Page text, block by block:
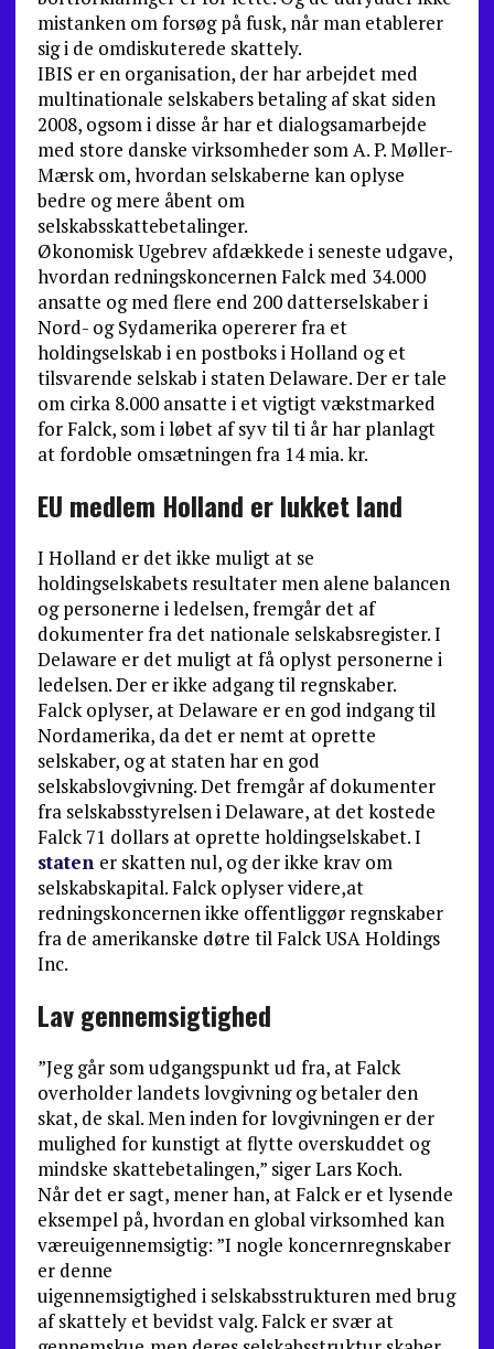
mistanken om forsøg på fusk, når man etablerer
sig i de omdiskuterede skattely.
IBIS er en organisation, der har arbejdet med
multinationale selskabers betaling af skat siden
2008, ogsom i disse år har et dialogsamarbejde
med store danske virksomheder som A. P. Møller-
Mærsk om, hvordan selskaberne kan oplyse
bedre og mere åbent om
selskabsskattebetalinger.
Økonomisk Ugebrev afdækkede i seneste udgave,
hvordan redningskoncernen Falck med 34.000
ansatte og med flere end 200 datterselskaber i
Nord- og Sydamerika opererer fra et
holdingselskab i en postboks i Holland og et
tilsvarende selskab i staten Delaware. Der er tale
om cirka 8.000 ansatte i et vigtigt vækstmarked
for Falck, som i løbet af syv til ti år har planlagt
at fordoble omsætningen fra 14 mia. kr.
EU medlem Holland er lukket land
I Holland er det ikke muligt at se
holdingselskabets resultater men alene balancen
og personerne i ledelsen, fremgår det af
dokumenter fra det nationale selskabsregister. I
Delaware er det muligt at få oplyst personerne i
ledelsen. Der er ikke adgang til regnskaber.
Falck oplyser, at Delaware er en god indgang til
Nordamerika, da det er nemt at oprette
selskaber, og at staten har en god
selskabslovgivning. Det fremgår af dokumenter
fra selskabsstyrelsen i Delaware, at det kostede
Falck 71 dollars at oprette holdingselskabet. I
staten er skatten nul, og der ikke krav om
selskabskapital. Falck oplyser videre,at
redningskoncernen ikke offentliggør regnskaber
fra de amerikanske døtre til Falck USA Holdings
Inc.
Lav gennemsigtighed
”Jeg går som udgangspunkt ud fra, at Falck
overholder landets lovgivning og betaler den
skat, de skal. Men inden for lovgivningen er der
mulighed for kunstigt at flytte overskuddet og
mindske skattebetalingen,” siger Lars Koch.
Når det er sagt, mener han, at Falck er et lysende
eksempel på, hvordan en global virksomhed kan
væreuigennemsigtig: ”I nogle koncernregnskaber
er denne
uigennemsigtighed i selskabsstrukturen med brug
af skattely et bevidst valg. Falck er svær at